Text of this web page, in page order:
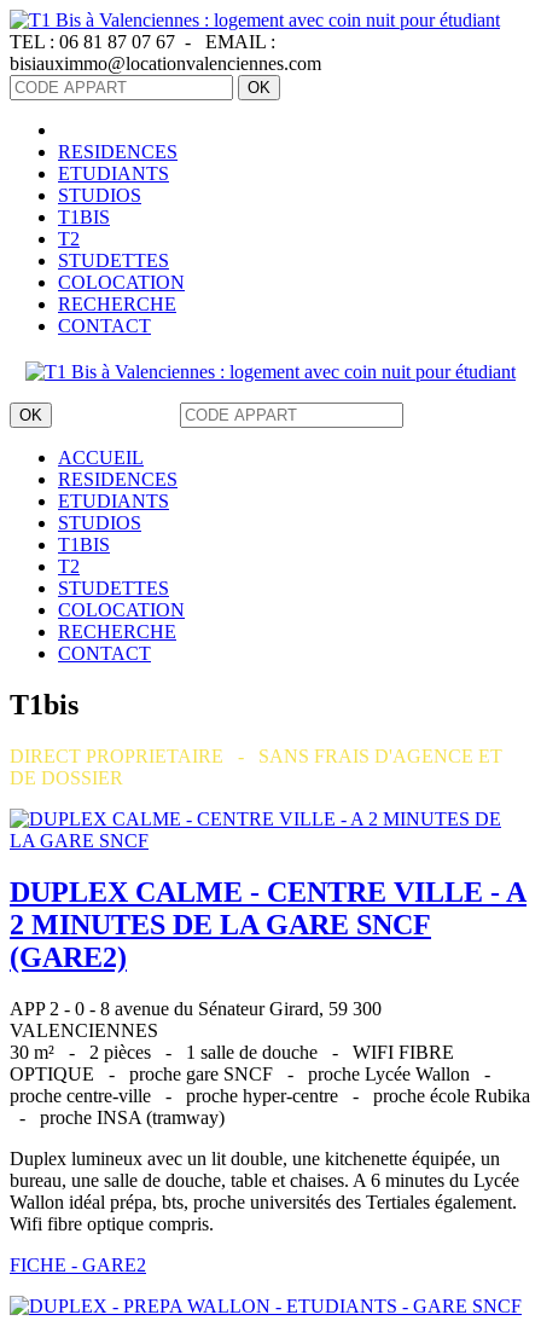
TEL : 06 81 87 07 67 - EMAIL :
bisiauximmo@locationvalenciennes.com
OK
RESIDENCES
ETUDIANTS
STUDIOS
T1BIS
T2
STUDETTES
COLOCATION
RECHERCHE
CONTACT
OK
ACCUEIL
RESIDENCES
ETUDIANTS
STUDIOS
T1BIS
T2
STUDETTES
COLOCATION
RECHERCHE
CONTACT
T1bis
DIRECT PROPRIETAIRE - SANS FRAIS D'AGENCE ET
DE DOSSIER
DUPLEX CALME - CENTRE VILLE - A
2 MINUTES DE LA GARE SNCF
(GARE2)
APP 2 - 0 - 8 avenue du Sénateur Girard, 59 300
VALENCIENNES
30 m² - 2 pièces - 1 salle de douche - WIFI FIBRE
OPTIQUE - proche gare SNCF - proche Lycée Wallon -
proche centre-ville - proche hyper-centre - proche école Rubika
- proche INSA (tramway)
Duplex lumineux avec un lit double, une kitchenette équipée, un
bureau, une salle de douche, table et chaises. A 6 minutes du Lycée
Wallon idéal prépa, bts, proche universités des Tertiales également.
Wifi fibre optique compris.
FICHE - GARE2
Panneau de gestion des cookies